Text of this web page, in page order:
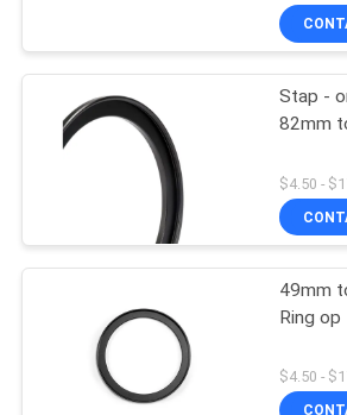
ONS
VERZOEK
CITAAT
SITEMAP
Stap -
82mm
$4.50 -
49mm
Ring op
$4.50 -